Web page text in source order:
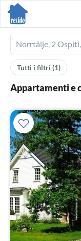
Ferienhausmiete
logo
Tutti i filtri (1)
Appartamenti e